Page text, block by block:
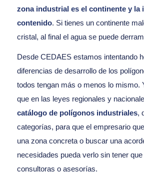
zona industrial es el continente y la
contenido. Si tienes un continente
cristal, al final el agua se puede
Desde CEDAES estamos intentando
diferencias de desarrollo de los
todos tengan más o menos lo mismo.
que en las leyes regionales y
catálogo de polígonos industriales,
categorías, para que el empresario
una zona concreta o buscar una
necesidades pueda verlo sin tener
consultoras o asesorías.